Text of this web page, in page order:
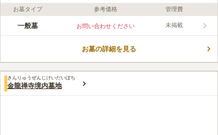
ライフドット編集部のコメント
小高い丘に位置している広島市の市営墓地です。 国道2号線が近
りに行くこともできます。 市営墓地なので厳しい制限がないで
口コミ評価
この霊園はまだ誰からも評価されていません。
お墓タイプ 参考価格 管理費
一般墓 お問い合わせください 未掲載
お墓の詳細を見る
きんりゅうぜんじけいだいぼち
金龍禅寺境内墓地